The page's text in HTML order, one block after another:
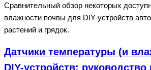
Сравнительный обзор некоторых
влажности почвы для DIY-устройств
растений и грядок.
Датчики температуры (и
DIY-устройств: